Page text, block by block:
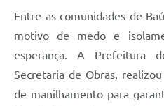
Entre as comunidades de
motivo de medo e
esperança. A Prefeitura
Secretaria de Obras,
de manilhamento para